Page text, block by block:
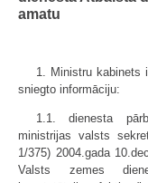
amatu
1. Ministru kabinets
sniegto informāciju:
1.1. dienesta
ministrijas valsts
1/375) 2004.gada
Valsts zemes